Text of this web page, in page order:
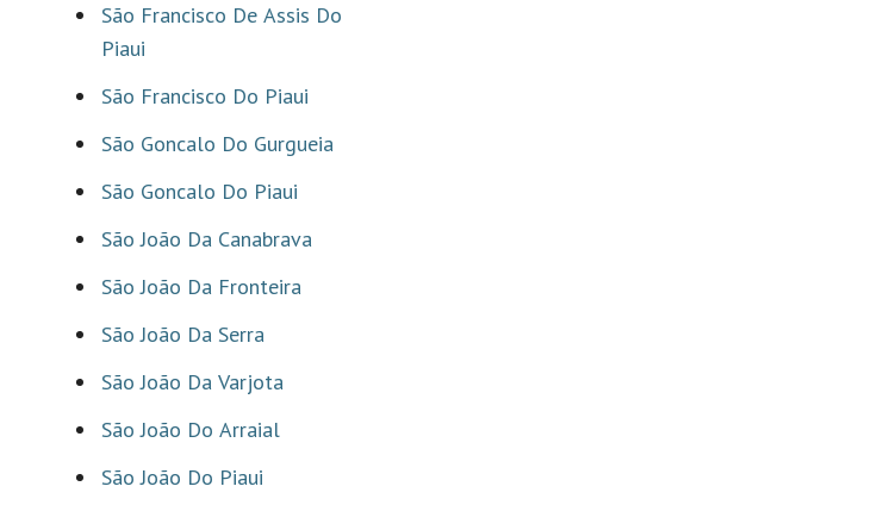
São Francisco De Assis Do
Piaui
São Francisco Do Piaui
São Goncalo Do Gurgueia
São Goncalo Do Piaui
São João Da Canabrava
São João Da Fronteira
São João Da Serra
São João Da Varjota
São João Do Arraial
São João Do Piaui